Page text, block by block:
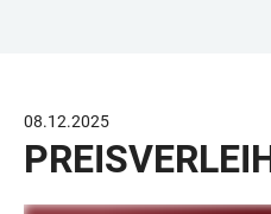
BARRIEREFREIHEIT
08.12.2025